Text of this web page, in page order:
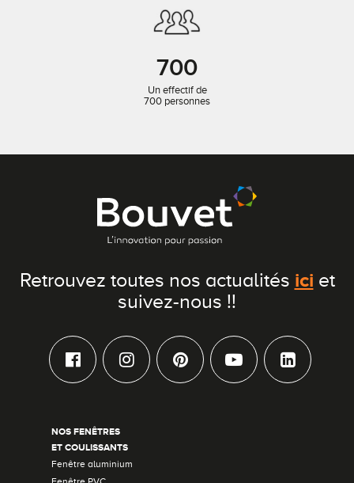
700
Un effectif de
700 personnes
Retrouvez toutes nos actualités ici et
suivez-nous !!
NOS FENÊTRES
ET COULISSANTS
Fenêtre aluminium